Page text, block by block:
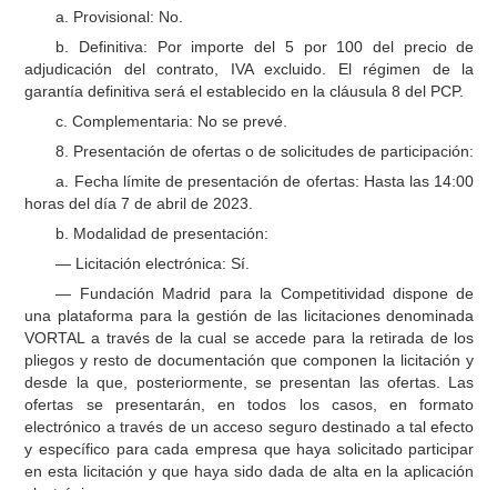
a. Provisional: No.
b. Definitiva: Por importe del 5 por 100 del precio de
adjudicación del contrato, IVA excluido. El régimen de la
garantía definitiva será el establecido en la cláusula 8 del PCP.
c. Complementaria: No se prevé.
8. Presentación de ofertas o de solicitudes de participación:
a. Fecha límite de presentación de ofertas: Hasta las 14:00
horas del día 7 de abril de 2023.
b. Modalidad de presentación:
— Licitación electrónica: Sí.
— Fundación Madrid para la Competitividad dispone de
una plataforma para la gestión de las licitaciones denominada
VORTAL a través de la cual se accede para la retirada de los
pliegos y resto de documentación que componen la licitación y
desde la que, posteriormente, se presentan las ofertas. Las
ofertas se presentarán, en todos los casos, en formato
electrónico a través de un acceso seguro destinado a tal efecto
y específico para cada empresa que haya solicitado participar
en esta licitación y que haya sido dada de alta en la aplicación